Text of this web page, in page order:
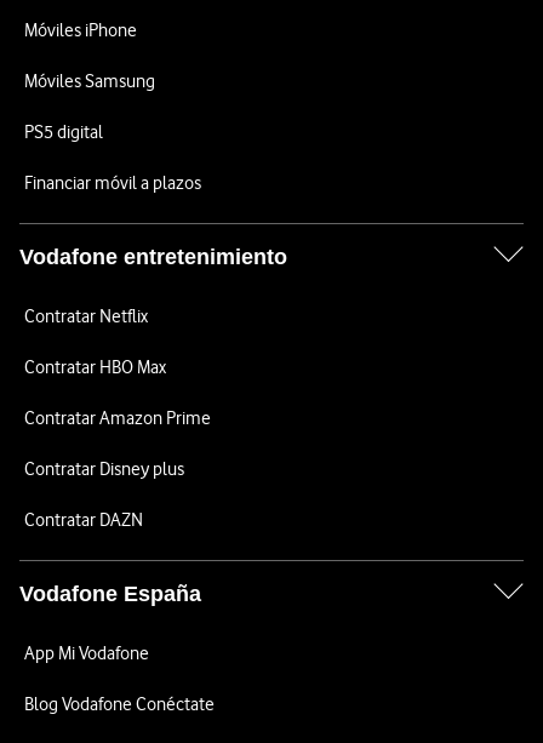
Móviles iPhone
Móviles Samsung
PS5 digital
Financiar móvil a plazos
Vodafone entretenimiento
Contratar Netflix
Contratar HBO Max
Contratar Amazon Prime
Contratar Disney plus
Contratar DAZN
Vodafone España
App Mi Vodafone
Blog Vodafone Conéctate